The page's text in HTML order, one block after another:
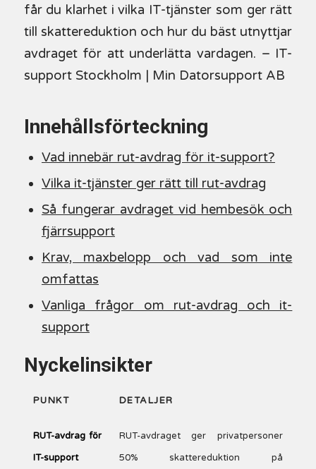
får du klarhet i vilka IT-tjänster som ger rätt
till skattereduktion och hur du bäst utnyttjar
avdraget för att underlätta vardagen. – IT-
support Stockholm | Min Datorsupport AB
Innehållsförteckning
Vad innebär rut-avdrag för it-support?
Vilka it-tjänster ger rätt till rut-avdrag
Så fungerar avdraget vid hembesök och
fjärrsupport
Krav, maxbelopp och vad som inte
omfattas
Vanliga frågor om rut-avdrag och it-
support
Nyckelinsikter
PUNKT DETALJER
RUT-avdrag för
IT-support
RUT-avdraget ger privatpersoner
50% skattereduktion på